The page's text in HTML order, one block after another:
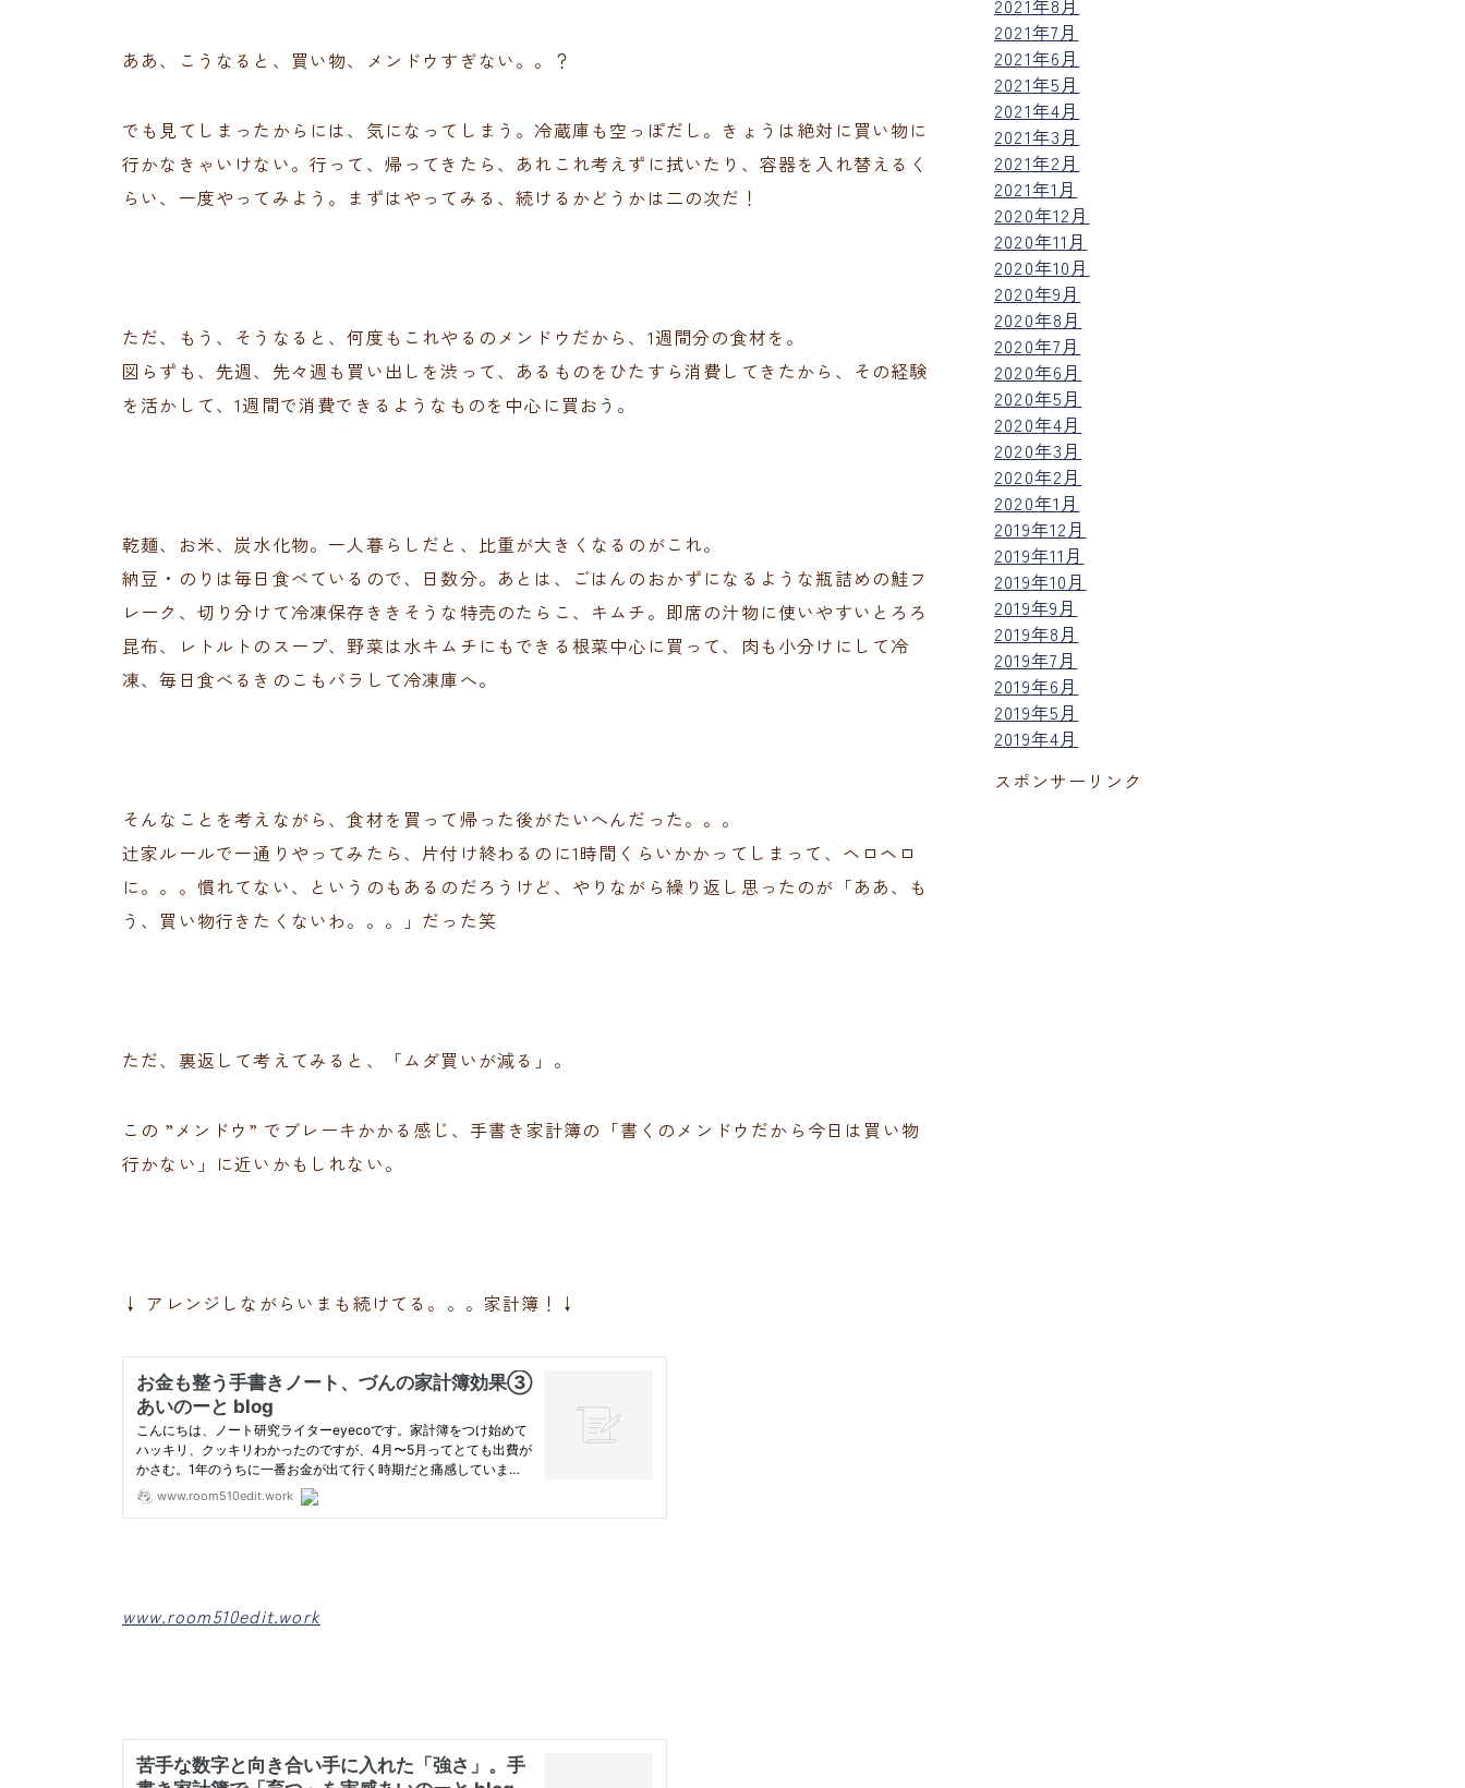
ああ、こうなると、買い物、メンドウすぎない。。？
でも見てしまったからには、気になってしまう。冷蔵庫も空っぽだし。きょうは絶対に買い物に
行かなきゃいけない。行って、帰ってきたら、あれこれ考えずに拭いたり、容器を入れ替えるく
らい、一度やってみよう。まずはやってみる、続けるかどうかは二の次だ！
ただ、もう、そうなると、何度もこれやるのメンドウだから、1週間分の食材を。
図らずも、先週、先々週も買い出しを渋って、あるものをひたすら消費してきたから、その経験
を活かして、1週間で消費できるようなものを中心に買おう。
乾麺、お米、炭水化物。一人暮らしだと、比重が大きくなるのがこれ。
納豆・のりは毎日食べているので、日数分。あとは、ごはんのおかずになるような瓶詰めの鮭フ
レーク、切り分けて冷凍保存ききそうな特売のたらこ、キムチ。即席の汁物に使いやすいとろろ
昆布、レトルトのスープ、野菜は水キムチにもできる根菜中心に買って、肉も小分けにして冷
凍、毎日食べるきのこもバラして冷凍庫へ。
そんなことを考えながら、食材を買って帰った後がたいへんだった。。。
辻家ルールで一通りやってみたら、片付け終わるのに1時間くらいかかってしまって、ヘロヘロ
に。。。慣れてない、というのもあるのだろうけど、やりながら繰り返し思ったのが「ああ、も
う、買い物行きたくないわ。。。」だった笑
ただ、裏返して考えてみると、「ムダ買いが減る」。
この ”メンドウ” でブレーキかかる感じ、手書き家計簿の「書くのメンドウだから今日は買い物
行かない」に近いかもしれない。
↓ アレンジしながらいまも続けてる。。。家計簿！↓
www.room510edit.work
2021年8月
2021年7月
2021年6月
2021年5月
2021年4月
2021年3月
2021年2月
2021年1月
2020年12月
2020年11月
2020年10月
2020年9月
2020年8月
2020年7月
2020年6月
2020年5月
2020年4月
2020年3月
2020年2月
2020年1月
2019年12月
2019年11月
2019年10月
2019年9月
2019年8月
2019年7月
2019年6月
2019年5月
2019年4月
スポンサーリンク